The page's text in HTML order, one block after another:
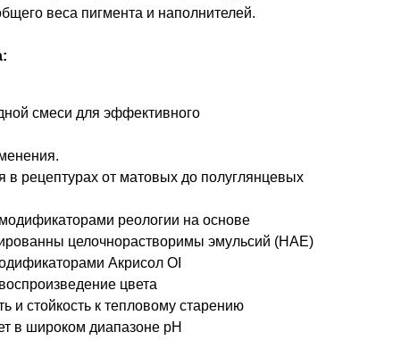
веса пигмента и наполнителей.
смеси для эффективного
в рецептурах от матовых до полуглянцевых
реологии на основе
целочнорастворимы эмульсий (НАЕ)
Акрисол ОI
цвета
и стойкость к тепловому старению
в широком диапазоне рН